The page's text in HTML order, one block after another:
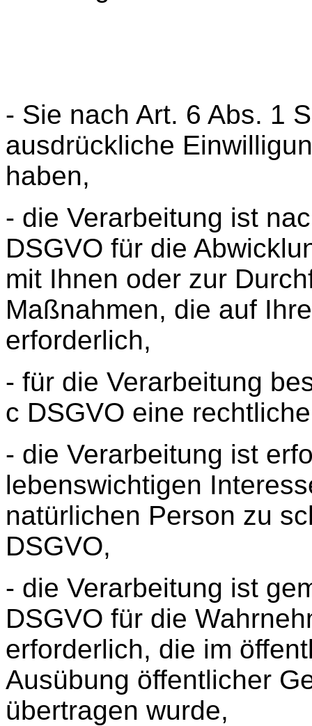
- Sie nach Art. 6 Abs. 1
ausdrückliche
haben,
- die Verarbeitung ist
DSGVO für die
mit Ihnen oder zur
Maßnahmen, die auf
erforderlich,
- für die Verarbeitung
c DSGVO eine
- die Verarbeitung ist
lebenswichtigen
natürlichen Person zu
DSGVO,
- die Verarbeitung ist
DSGVO für die
erforderlich, die im
Ausübung öffentlicher
übertragen wurde,